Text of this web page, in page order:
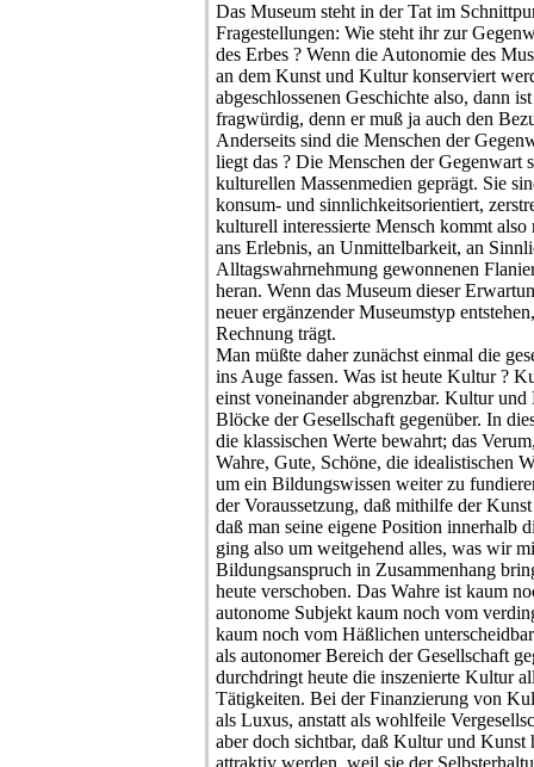
Das Museum steht in der Tat im
Fragestellungen: Wie steht ihr zur
des Erbes ? Wenn die Autonomie des
an dem Kunst und Kultur konserviert
abgeschlossenen Geschichte also, dann
fragwürdig, denn er muß ja auch den
Anderseits sind die Menschen der
liegt das ? Die Menschen der Gegenwart
kulturellen Massenmedien geprägt. Sie
konsum- und sinnlichkeitsorientiert,
kulturell interessierte Mensch kommt
ans Erlebnis, an Unmittelbarkeit, an
Alltagswahrnehmung gewonnenen
heran. Wenn das Museum dieser
neuer ergänzender Museumstyp
Rechnung trägt.
Man müßte daher zunächst einmal die
ins Auge fassen. Was ist heute Kultur ?
einst voneinander abgrenzbar. Kultur und
Blöcke der Gesellschaft gegenüber. In
die klassischen Werte bewahrt; das
Wahre, Gute, Schöne, die idealistischen
um ein Bildungswissen weiter zu
der Voraussetzung, daß mithilfe der
daß man seine eigene Position innerhalb
ging also um weitgehend alles, was wir
Bildungsanspruch in Zusammenhang
heute verschoben. Das Wahre ist kaum
autonome Subjekt kaum noch vom
kaum noch vom Häßlichen
als autonomer Bereich der Gesellschaft
durchdringt heute die inszenierte Kultur
Tätigkeiten. Bei der Finanzierung von
als Luxus, anstatt als wohlfeile
aber doch sichtbar, daß Kultur und
attraktiv werden, weil sie der